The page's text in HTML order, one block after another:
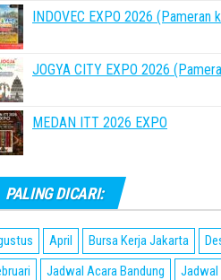
INDOVEC EXPO 2026 (Pameran
JOGYA CITY EXPO 2026
MEDAN ITT 2026 EXPO
PALING DICARI:
April Bursa Kerja Jakarta
Jadwal Acara Bandung
Jadwal